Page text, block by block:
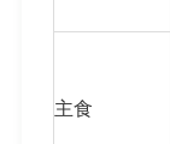
主食